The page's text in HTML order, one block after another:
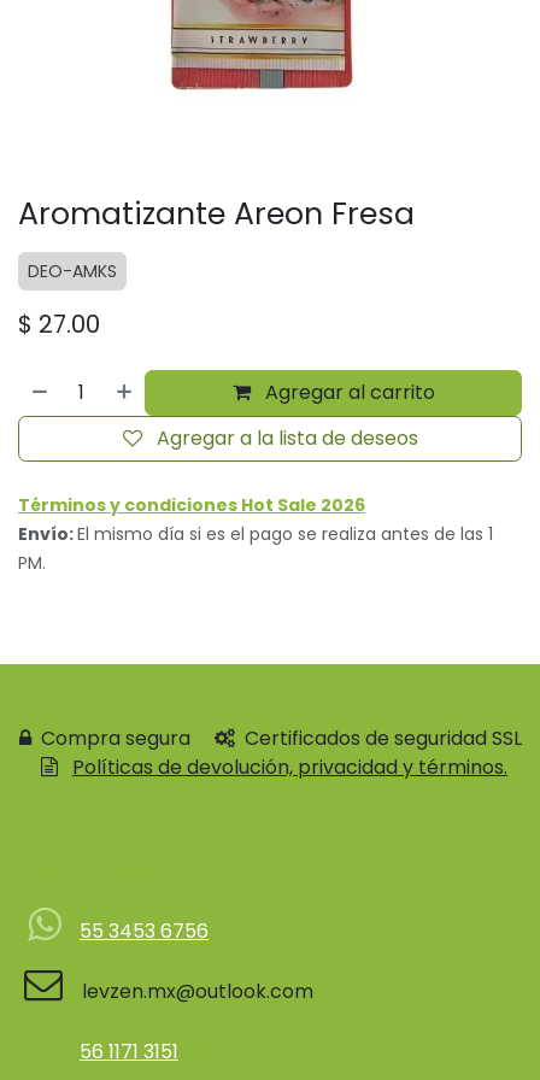
Aromatizante Areon Fresa
DEO-AMKS
$ 27.00
Agregar al carrito
Agregar a la lista de deseos
Términos y condiciones Hot Sale 2026
Envío:El mismo día si es el pago se realiza antes de las 1
PM.
Compra segura
Certificados de seguridad SSL
Políticas de devolución, privacidad y términos.
55 3453 6756
levzen.mx@outlook.com
56 1171 3151